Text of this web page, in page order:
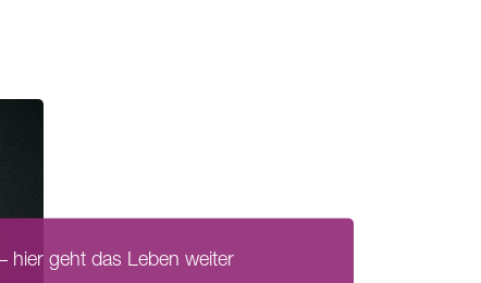
hier geht das Leben weiter